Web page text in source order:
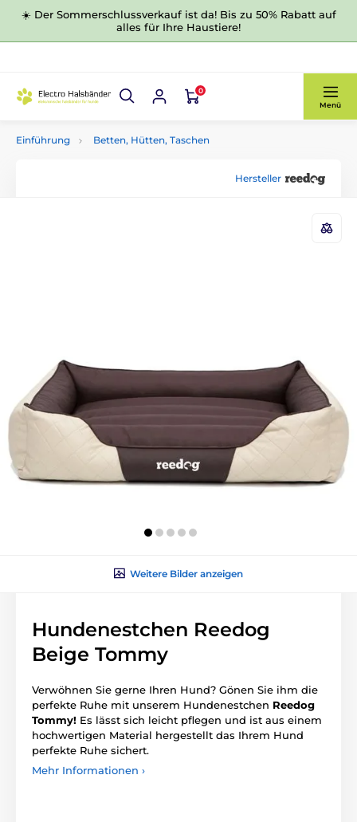
☀️ Der Sommerschlussverkauf ist da! Bis zu 50% Rabatt auf
alles für Ihre Haustiere!
0
Menü
Einführung Betten, Hütten, Taschen
Hersteller
Weitere Bilder anzeigen
Hundenestchen Reedog
Beige Tommy
Verwöhnen Sie gerne Ihren Hund? Gönen Sie ihm die
perfekte Ruhe mit unserem Hundenestchen Reedog
Tommy! Es lässt sich leicht pflegen und ist aus einem
hochwertigen Material hergestellt das Ihrem Hund
perfekte Ruhe sichert.
Mehr Informationen ›